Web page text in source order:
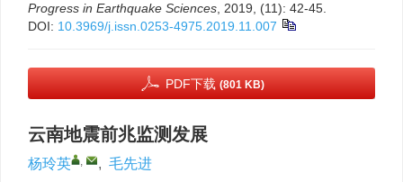
Progress in Earthquake Sciences , 2019, (11): 42-45.
DOI: 10.3969/j.issn.0253-4975.2019.11.007
PDF下载 (801 KB)
云南地震前兆监测发展
杨玲英 , , 毛先进